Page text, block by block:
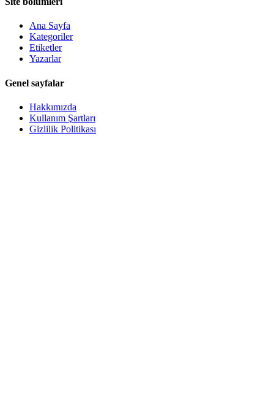
Ana Sayfa
Kategoriler
Etiketler
Yazarlar
Genel sayfalar
Hakkımızda
Kullanım Şartları
Gizlilik Politikası